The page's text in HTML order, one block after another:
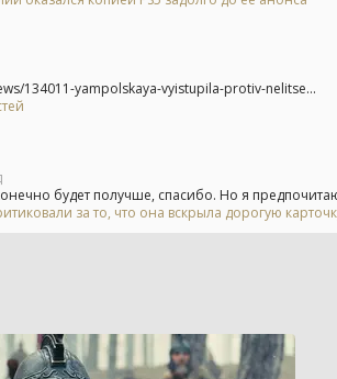
134011-yampolskaya-vyistupila-protiv-nelitse...
будет получше, спасибо. Но я
за то, что она вскрыла дорогую